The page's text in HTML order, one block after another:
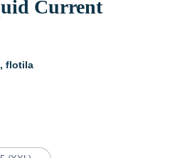
Current
flotila